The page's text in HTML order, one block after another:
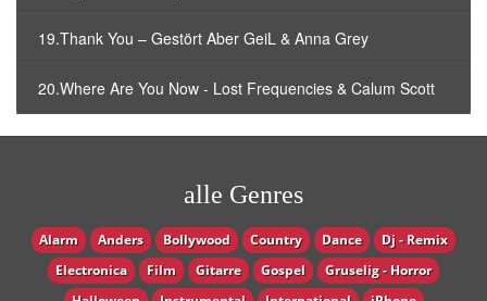
19.Thank You – Gestört Aber GeiL & Anna Grey
20.Where Are You Now - Lost Frequencies & Calum Scott
alle Genres
Alarm Anders Bollywood Country Dance
Dj - Remix
Electronica
Film Gitarre Gospel
Gruselig - Horror